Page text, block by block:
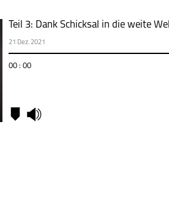
Teil 3: Dank Schicksal in die weite
21 Dez. 2021
00 : 00